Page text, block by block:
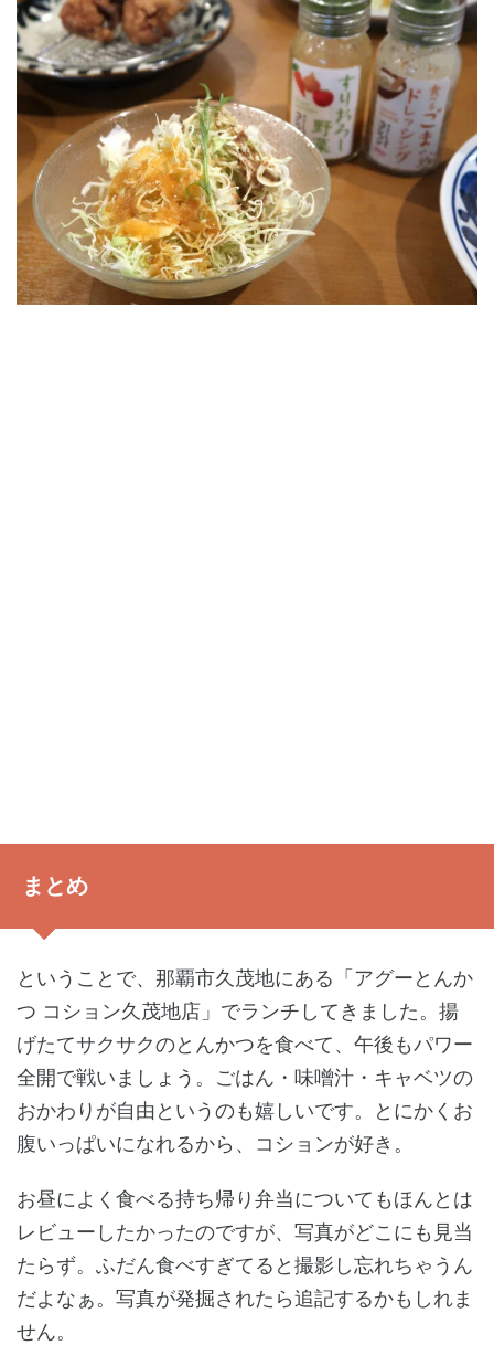
まとめ
ということで、那覇市久茂地にある「アグーとんか
つ コション久茂地店」でランチしてきました。揚
げたてサクサクのとんかつを食べて、午後もパワー
全開で戦いましょう。ごはん・味噌汁・キャベツの
おかわりが自由というのも嬉しいです。とにかくお
腹いっぱいになれるから、コションが好き。
お昼によく食べる持ち帰り弁当についてもほんとは
レビューしたかったのですが、写真がどこにも見当
たらず。ふだん食べすぎてると撮影し忘れちゃうん
だよなぁ。写真が発掘されたら追記するかもしれま
せん。